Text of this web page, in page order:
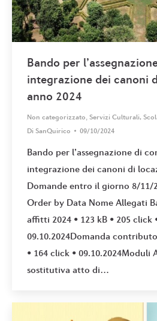
Bando per
integrazione dei canoni
anno 2024
Non categorizzato Servizi Culturali,
Di SanQuirico 09/10/2024
Bando per l’assegnazione di
integrazione dei canoni di
Domande entro il giorno 8/11/
Order by Data Nome Allegati
affitti 2024 • 123 kB • 205 click
09.10.2024Domanda
• 164 click • 09.10.2024Moduli
sostitutiva atto di…